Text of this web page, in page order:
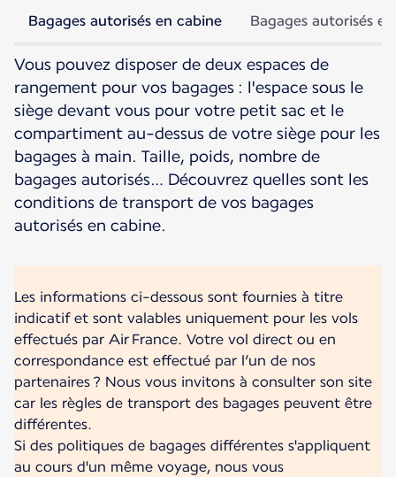
Bagages autorisés en cabine Bagages autorisés
Vous pouvez disposer de deux espaces de
rangement pour vos bagages : l'espace sous le
siège devant vous pour votre petit sac et le
compartiment au-dessus de votre siège pour les
bagages à main. Taille, poids, nombre de
bagages autorisés… Découvrez quelles sont les
conditions de transport de vos bagages
autorisés en cabine.
Les informations ci-dessous sont fournies à titre
indicatif et sont valables uniquement pour les vols
effectués par Air France. Votre vol direct ou en
correspondance est effectué par l’un de nos
partenaires ? Nous vous invitons à consulter son site
car les règles de transport des bagages peuvent être
différentes.
Si des politiques de bagages différentes s'appliquent
au cours d'un même voyage, nous vous